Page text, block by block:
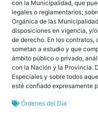
con la Municipalidad, que
legales o reglamentarios;
Orgánica de las
disposiciones en vigencia, y/
de derecho. En los
sometan a estudio y que
ámbito público o privado,
con la Nación y la Provincia.
Especiales y sobre todos
esté confiado expresamente
Órdenes del Día